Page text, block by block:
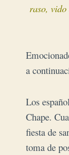
raso,
a
Los
Chape.
fiesta de
toma de